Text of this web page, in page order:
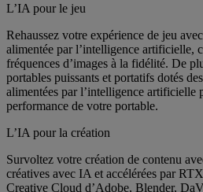
L’IA pour le jeu
Rehaussez votre expérience de jeu
alimentée par l’intelligence artificielle,
fréquences d’images à la fidélité. De
portables puissants et portatifs dotés
alimentées par l’intelligence artificielle
performance de votre portable.
L’IA pour la création
Survoltez votre création de contenu
créatives avec IA et accélérées par
Creative Cloud d’Adobe, Blender,